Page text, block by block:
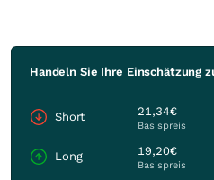
Handeln Sie Ihre Einschätzung
Short 21,34€
Basispreis
Long 19,20€
Basispreis